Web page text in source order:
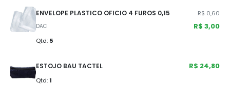
ENVELOPE PLASTICO OFICIO 4 FUROS 0,15
DAC
Qtd: 5
R$ 0,60
R$ 3,00
ESTOJO BAU TACTEL
Qtd: 1
R$ 24,80